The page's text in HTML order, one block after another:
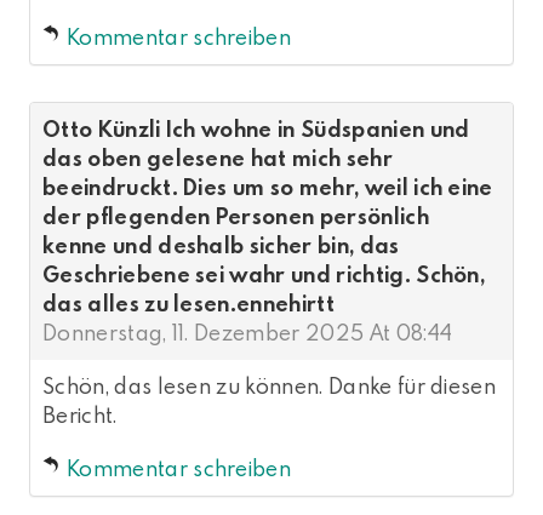
Kommentar schreiben
Otto Künzli Ich wohne in Südspanien und
das oben gelesene hat mich sehr
beeindruckt. Dies um so mehr, weil ich eine
der pflegenden Personen persönlich
kenne und deshalb sicher bin, das
Geschriebene sei wahr und richtig. Schön,
das alles zu lesen.ennehirtt
Donnerstag, 11. Dezember 2025 At 08:44
Schön, das lesen zu können. Danke für diesen
Bericht.
Kommentar schreiben